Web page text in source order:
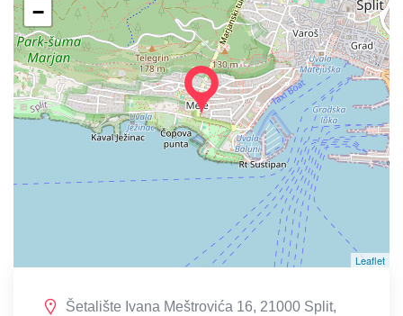
−
Leaflet
Šetalište Ivana Meštrovića 16, 21000 Split,